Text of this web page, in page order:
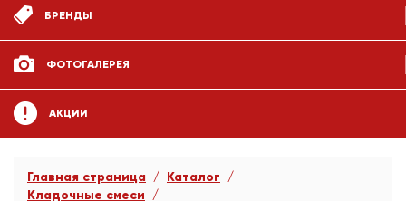
БРЕНДЫ
ФОТОГАЛЕРЕЯ
АКЦИИ
Главная страница
Каталог
Кладочные смеси